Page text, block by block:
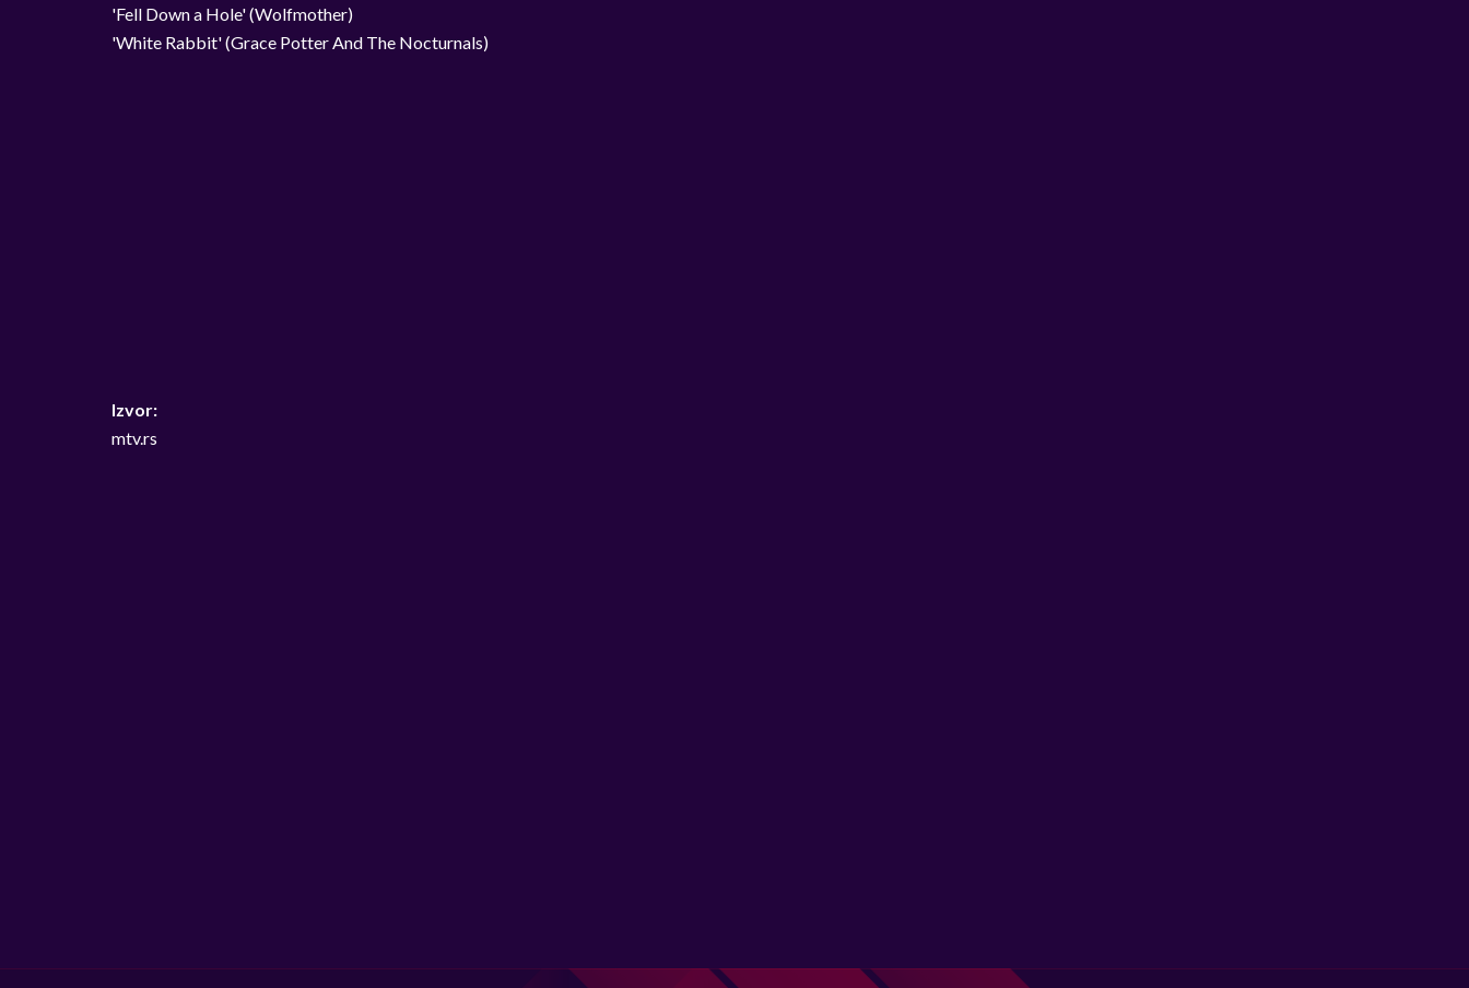
'Fell Down a Hole' (Wolfmother)
'White Rabbit' (Grace Potter And The Nocturnals)
Izvor:
mtv.rs